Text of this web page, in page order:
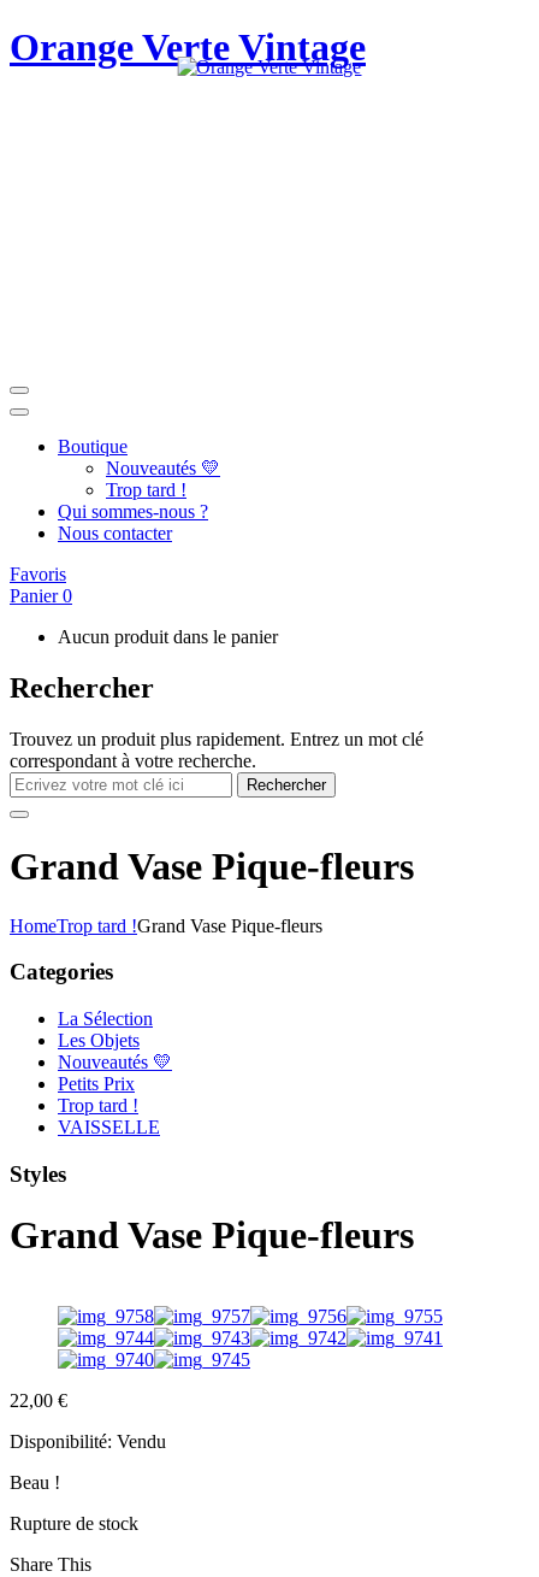
Orange Verte Vintage
Boutique
Nouveautés 💛
Trop tard !
Qui sommes-nous ?
Nous contacter
Favoris
Panier0
Aucun produit dans le panier
Rechercher
Trouvez un produit plus rapidement. Entrez un mot clé
correspondant à votre recherche.
Rechercher
Grand Vase Pique-fleurs
HomeTrop tard !Grand Vase Pique-fleurs
Categories
La Sélection
Les Objets
Nouveautés 💛
Petits Prix
Trop tard !
VAISSELLE
Styles
Grand Vase Pique-fleurs
22,00 €
Disponibilité: Vendu
Beau !
Rupture de stock
Share This